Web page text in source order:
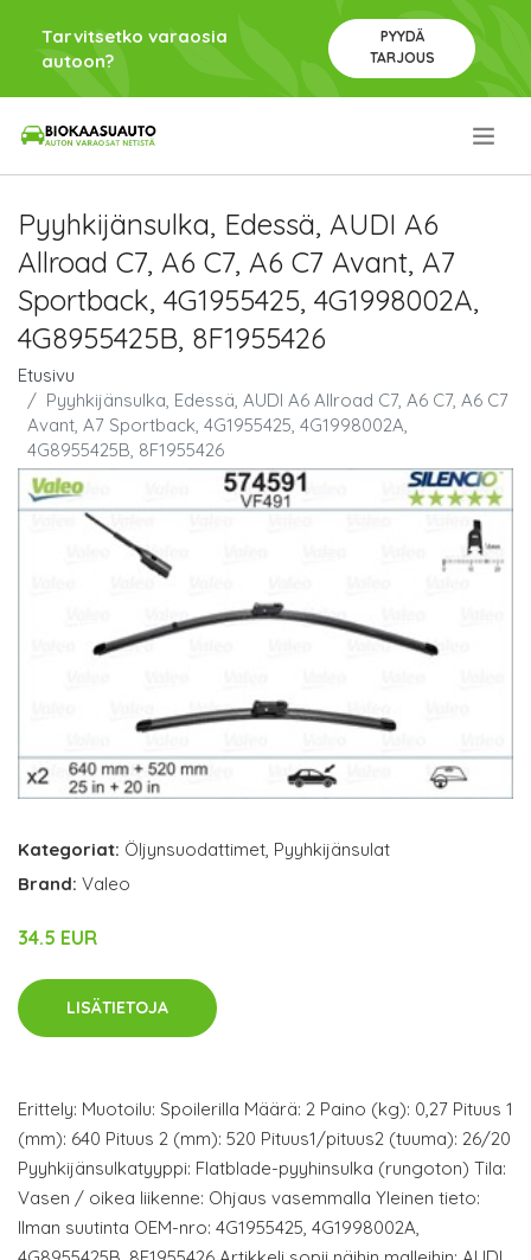
Tarvitsetko varaosia
autoon?
PYYDÄ
TARJOUS
Pyyhkijänsulka, Edessä, AUDI A6
Allroad C7, A6 C7, A6 C7 Avant, A7
Sportback, 4G1955425, 4G1998002A,
4G8955425B, 8F1955426
Etusivu
Pyyhkijänsulka, Edessä, AUDI A6 Allroad C7, A6 C7, A6 C7
Avant, A7 Sportback, 4G1955425, 4G1998002A,
4G8955425B, 8F1955426
Kategoriat: Öljynsuodattimet Pyyhkijänsulat
Brand: Valeo
34.5 EUR
LISÄTIETOJA
Erittely: Muotoilu: Spoilerilla Määrä: 2 Paino (kg): 0,27 Pituus 1
(mm): 640 Pituus 2 (mm): 520 Pituus1/pituus2 (tuuma): 26/20
Pyyhkijänsulkatyyppi: Flatblade-pyyhinsulka (rungoton) Tila:
Vasen / oikea liikenne: Ohjaus vasemmalla Yleinen tieto:
Ilman suutinta OEM-nro: 4G1955425, 4G1998002A,